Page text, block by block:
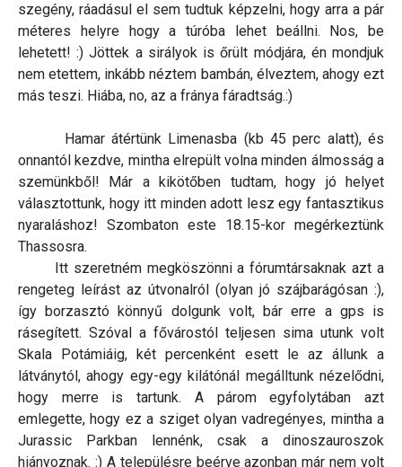
szegény, ráadásul el sem tudtuk képzelni, hogy arra a pár
méteres helyre hogy a túróba lehet beállni. Nos, be
lehetett! :) Jöttek a sirályok is őrült módjára, én mondjuk
nem etettem, inkább néztem bambán, élveztem, ahogy ezt
más teszi. Hiába, no, az a fránya fáradtság.:)
Hamar átértünk Limenasba (kb 45 perc alatt), és
onnantól kezdve, mintha elrepült volna minden álmosság a
szemünkből! Már a kikötőben tudtam, hogy jó helyet
választottunk, hogy itt minden adott lesz egy fantasztikus
nyaraláshoz! Szombaton este 18.15-kor megérkeztünk
Thassosra.
Itt szeretném megköszönni a fórumtársaknak azt a
rengeteg leírást az útvonalról (olyan jó szájbarágósan :),
így borzasztó könnyű dolgunk volt, bár erre a gps is
rásegített. Szóval a fővárostól teljesen sima utunk volt
Skala Potámiáig, két percenként esett le az állunk a
látványtól, ahogy egy-egy kilátónál megálltunk nézelődni,
hogy merre is tartunk. A párom egyfolytában azt
emlegette, hogy ez a sziget olyan vadregényes, mintha a
Jurassic Parkban lennénk, csak a dinoszauroszok
hiányoznak. :) A településre beérve azonban már nem volt